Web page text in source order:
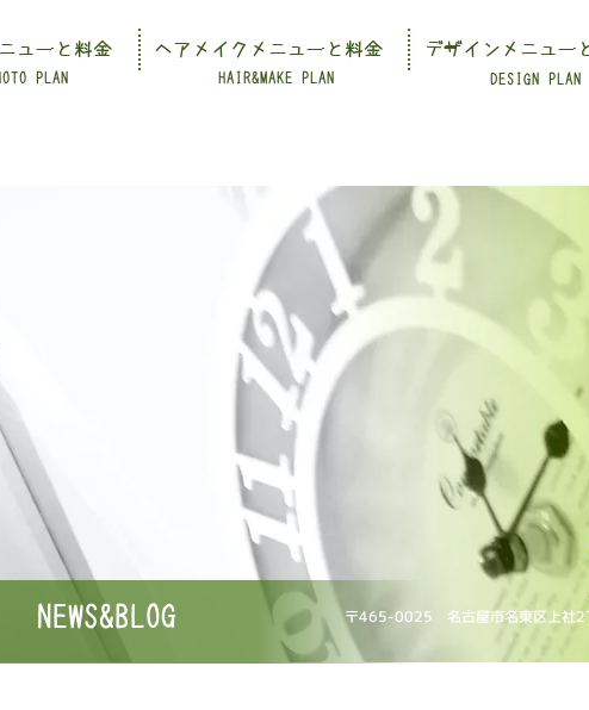
PLAN HAIR&MAKE PLAN DESIGN PLAN
ューと料金 ヘアメイクメニューと料金 デザインメニュー
〒465-0025 名古屋市名東区上社2
NEWS&BLOG